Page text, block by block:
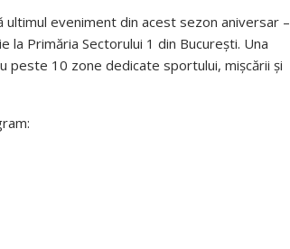
eveniment din acest sezon aniversar –
Primăria Sectorului 1 din București. Una
peste 10 zone dedicate sportului, mișcării și